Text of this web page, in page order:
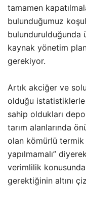
tamamen
bulunduğumuz
bulundurulduğunda
kaynak yönetim
gerekiyor.
Artık akciğer ve
olduğu istatistiklerle
sahip oldukları
tarım alanlarında
olan kömürlü termik
yapılmamalı”
verimlilik
gerektiğinin altını